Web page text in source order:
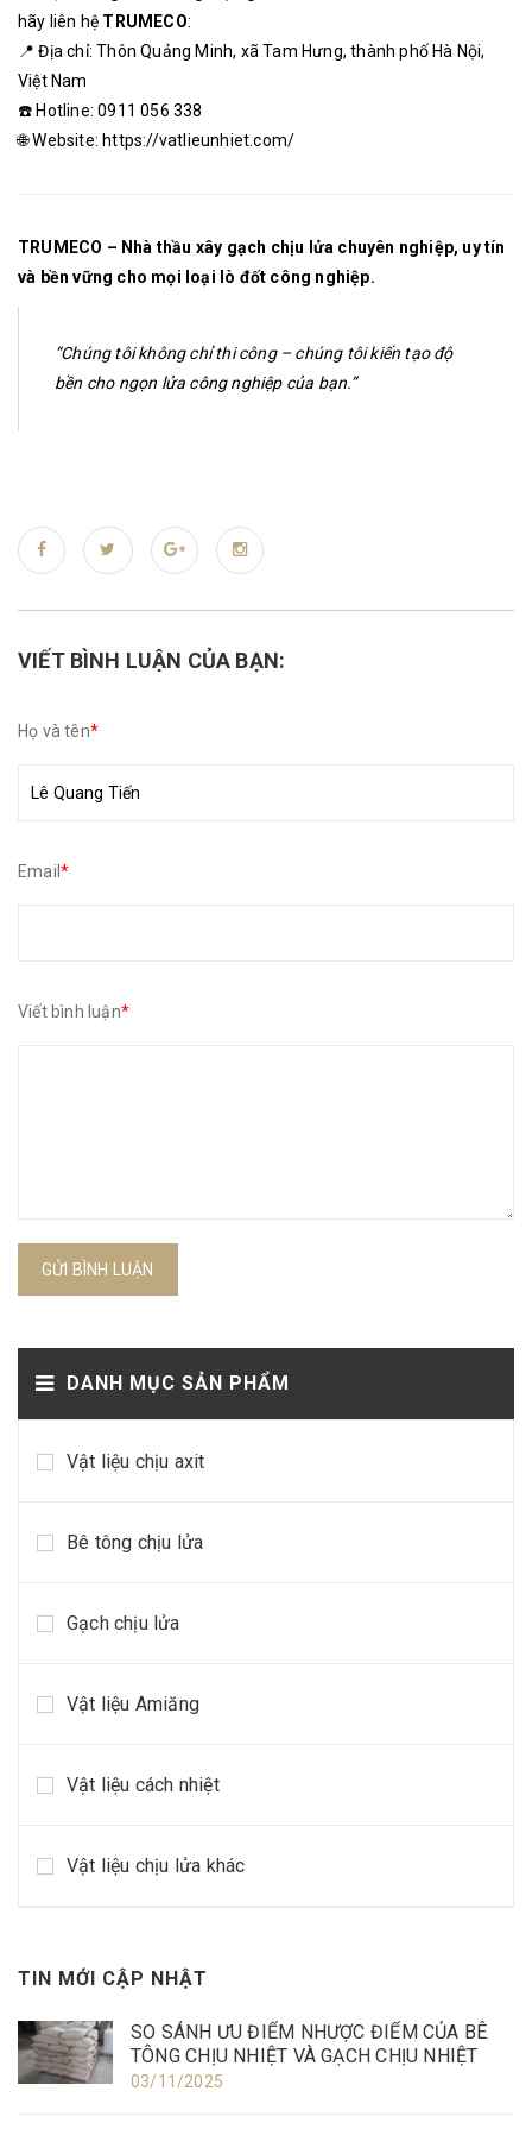
DANH MỤC SẢN PHẨM
Vật liệu chịu axit
Bê tông chịu lửa
Gạch chịu lửa
Vật liệu Amiăng
Vật liệu cách nhiệt
Vật liệu chịu lửa khác
TIN MỚI CẬP NHẬT
SO SÁNH ƯU ĐIỂM NHƯỢC ĐIỂM CỦA BÊ
TÔNG CHỊU NHIỆT VÀ GẠCH CHỊU NHIỆT
03/11/2025
hãy liên hệ TRUMECO:
📍 Địa chỉ: Thôn Quảng Minh, xã Tam Hưng, thành phố Hà Nội,
Việt Nam
☎️ Hotline: 0911 056 338
🌐 Website: https://vatlieunhiet.com/
TRUMECO – Nhà thầu xây gạch chịu lửa chuyên nghiệp, uy tín
và bền vững cho mọi loại lò đốt công nghiệp.
“Chúng tôi không chỉ thi công – chúng tôi kiến tạo độ
bền cho ngọn lửa công nghiệp của bạn.”
VIẾT BÌNH LUẬN CỦA BẠN:
Họ và tên*
Email *
Viết bình luận*
GỬI BÌNH LUẬN